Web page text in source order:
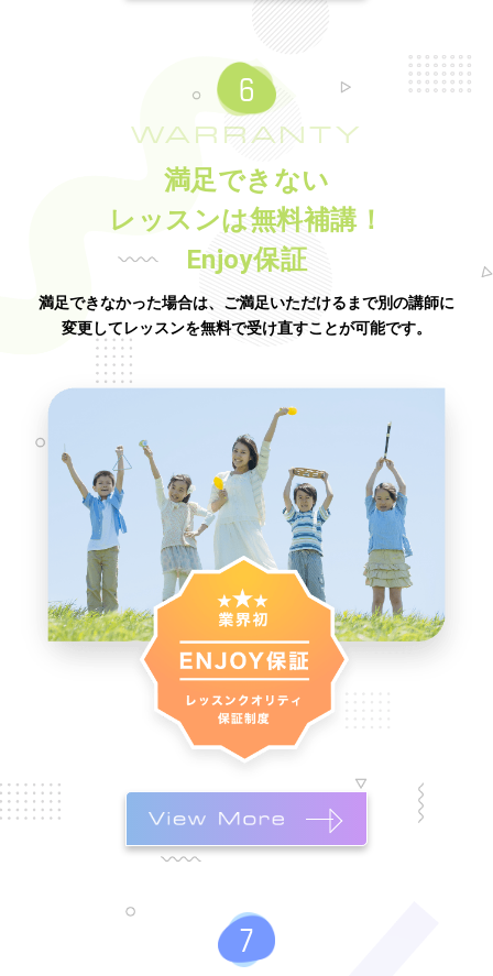
WARRANTY
満足できない
レッスンは無料補講！
Enjoy保証
満足できなかった場合は、ご満足いただけるまで別の講師に
変更してレッスンを無料で受け直すことが可能です。